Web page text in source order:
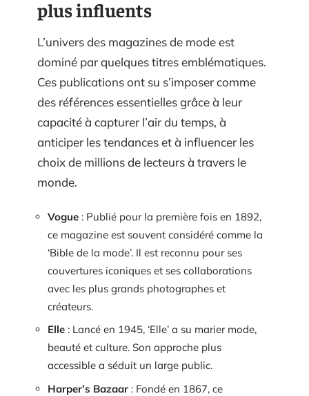
plus influents
L’univers des magazines de mode est
dominé par quelques titres emblématiques.
Ces publications ont su s’imposer comme
des références essentielles grâce à leur
capacité à capturer l’air du temps, à
anticiper les tendances et à influencer les
choix de millions de lecteurs à travers le
monde.
Vogue : Publié pour la première fois en 1892,
ce magazine est souvent considéré comme la
‘Bible de la mode’. Il est reconnu pour ses
couvertures iconiques et ses collaborations
avec les plus grands photographes et
créateurs.
Elle : Lancé en 1945, ‘Elle’ a su marier mode,
beauté et culture. Son approche plus
accessible a séduit un large public.
Harper’s Bazaar : Fondé en 1867, ce